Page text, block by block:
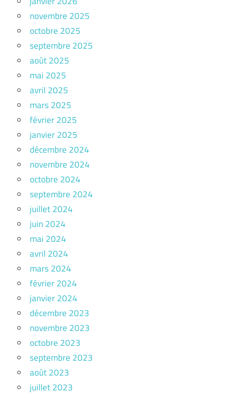
novembre 2025
octobre 2025
septembre 2025
août 2025
mai 2025
avril 2025
mars 2025
février 2025
janvier 2025
décembre 2024
novembre 2024
octobre 2024
septembre 2024
juillet 2024
juin 2024
mai 2024
avril 2024
mars 2024
février 2024
janvier 2024
décembre 2023
novembre 2023
octobre 2023
septembre 2023
août 2023
juillet 2023